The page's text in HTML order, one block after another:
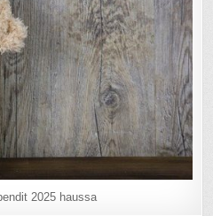
2025 haussa